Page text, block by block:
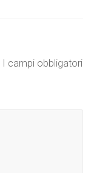
I campi obbligatori